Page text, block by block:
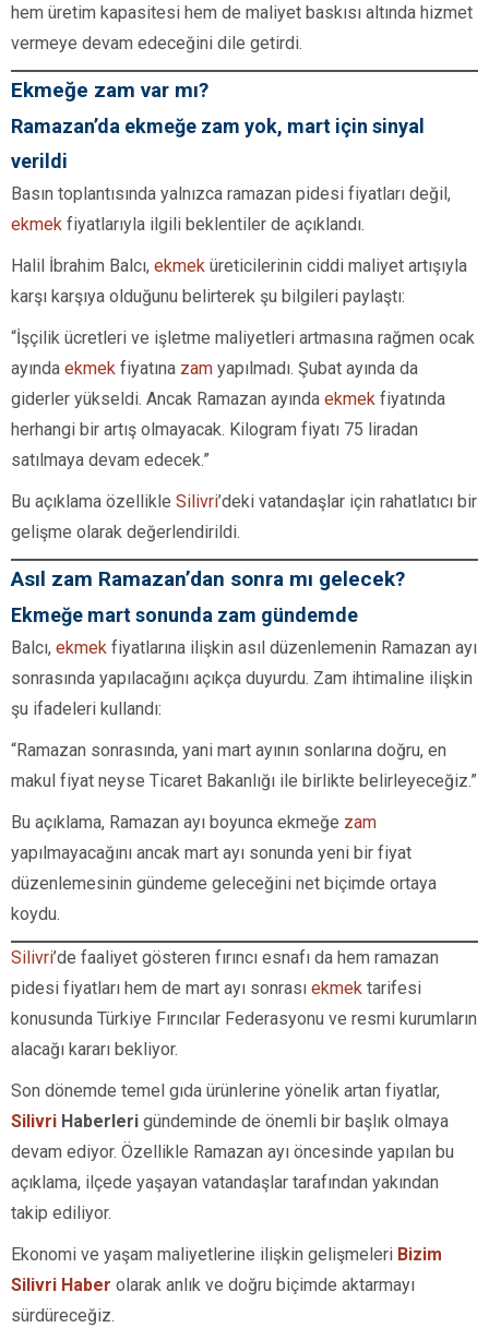
hem üretim kapasitesi hem de maliyet baskısı altında hizmet
vermeye devam edeceğini dile getirdi.
Ekmeğe zam var mı?
Ramazan’da ekmeğe zam yok, mart için sinyal
verildi
Basın toplantısında yalnızca ramazan pidesi fiyatları değil,
ekmek fiyatlarıyla ilgili beklentiler de açıklandı.
Halil İbrahim Balcı, ekmek üreticilerinin ciddi maliyet artışıyla
karşı karşıya olduğunu belirterek şu bilgileri paylaştı:
“İşçilik ücretleri ve işletme maliyetleri artmasına rağmen ocak
ayında ekmek fiyatına zam yapılmadı. Şubat ayında da
giderler yükseldi. Ancak Ramazan ayında ekmek fiyatında
herhangi bir artış olmayacak. Kilogram fiyatı 75 liradan
satılmaya devam edecek.”
Bu açıklama özellikle Silivri’deki vatandaşlar için rahatlatıcı bir
gelişme olarak değerlendirildi.
Asıl zam Ramazan’dan sonra mı gelecek?
Ekmeğe mart sonunda zam gündemde
Balcı, ekmek fiyatlarına ilişkin asıl düzenlemenin Ramazan ayı
sonrasında yapılacağını açıkça duyurdu. Zam ihtimaline ilişkin
şu ifadeleri kullandı:
“Ramazan sonrasında, yani mart ayının sonlarına doğru, en
makul fiyat neyse Ticaret Bakanlığı ile birlikte belirleyeceğiz.”
Bu açıklama, Ramazan ayı boyunca ekmeğe zam
yapılmayacağını ancak mart ayı sonunda yeni bir fiyat
düzenlemesinin gündeme geleceğini net biçimde ortaya
koydu.
Silivri’de faaliyet gösteren fırıncı esnafı da hem ramazan
pidesi fiyatları hem de mart ayı sonrası ekmek tarifesi
konusunda Türkiye Fırıncılar Federasyonu ve resmi kurumların
alacağı kararı bekliyor.
Son dönemde temel gıda ürünlerine yönelik artan fiyatlar,
Silivri Haberleri gündeminde de önemli bir başlık olmaya
devam ediyor. Özellikle Ramazan ayı öncesinde yapılan bu
açıklama, ilçede yaşayan vatandaşlar tarafından yakından
takip ediliyor.
Ekonomi ve yaşam maliyetlerine ilişkin gelişmeleri Bizim
Silivri Haber olarak anlık ve doğru biçimde aktarmayı
sürdüreceğiz.